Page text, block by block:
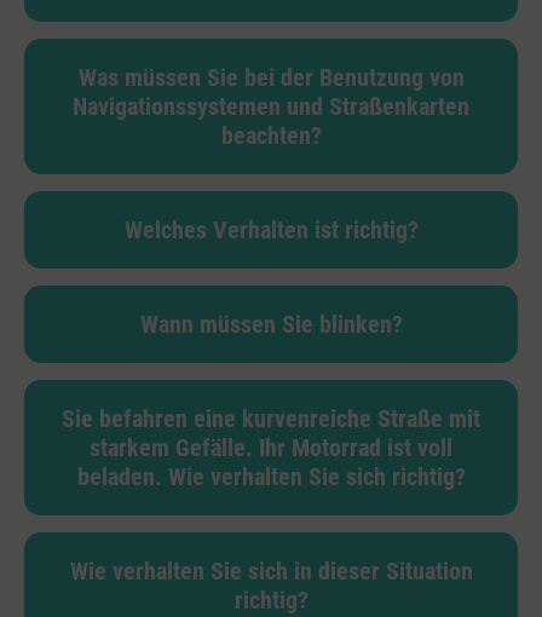
Was müssen Sie bei der Benutzung von
Navigationssystemen und Straßenkarten
beachten?
Welches Verhalten ist richtig?
Wann müssen Sie blinken?
Sie befahren eine kurvenreiche Straße mit
starkem Gefälle. Ihr Motorrad ist voll
beladen. Wie verhalten Sie sich richtig?
Wie verhalten Sie sich in dieser Situation
richtig?